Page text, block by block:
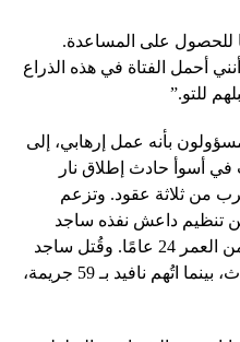
للحصول على المساعدة.
أحمل الفتاة في هذه الذراع
للتو.”
بأنه عمل إرهابي، إلى
في أسوأ حادث إطلاق نار
من ثلاثة عقود. وتزعم
تنظيم داعش نفذه ساجد
أكرم، 50 عامًا، وابنه نافيد البالغ من العمر 24 عامًا. وقُتل ساجد
برصاص الشرطة في مكان الحادث، بينما اتُهم نافيد بـ 59 جريمة،